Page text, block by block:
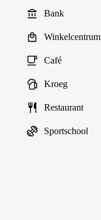
Bank
Winkelcentrum
Café
Kroeg
Restaurant
Sportschool